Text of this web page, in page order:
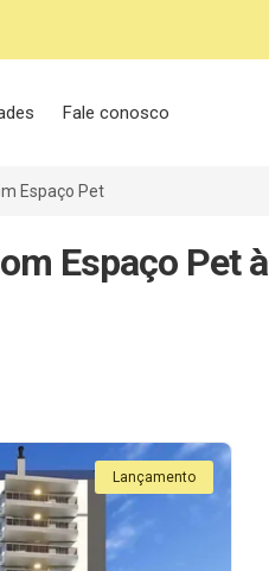
Fale conosco
Espaço Pet
Espaço Pet
Lançamento